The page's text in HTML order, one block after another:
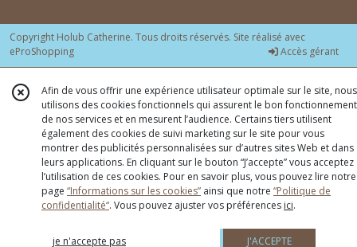
Copyright Holub Catherine. Tous droits réservés. Site réalisé avec
eProShopping
Accès gérant
Afin de vous offrir une expérience utilisateur optimale sur le site, nous
utilisons des cookies fonctionnels qui assurent le bon fonctionnement
de nos services et en mesurent l’audience. Certains tiers utilisent
également des cookies de suivi marketing sur le site pour vous
montrer des publicités personnalisées sur d’autres sites Web et dans
leurs applications. En cliquant sur le bouton “J’accepte” vous acceptez
l’utilisation de ces cookies. Pour en savoir plus, vous pouvez lire notre
page “Informations sur les cookies” ainsi que notre “Politique de
confidentialité“. Vous pouvez ajuster vos préférences ici.
je n'accepte pas J'ACCEPTE